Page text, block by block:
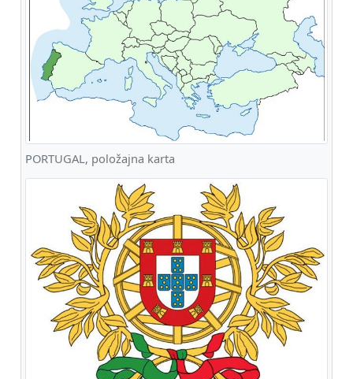
PORTUGAL, položajna karta